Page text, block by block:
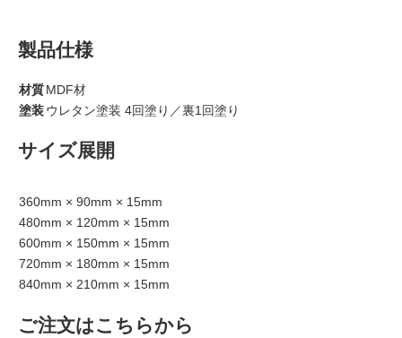
製品仕様
材質 MDF材
塗装 ウレタン塗装 4回塗り／裏1回塗り
サイズ展開
360mm × 90mm × 15mm
480mm × 120mm × 15mm
600mm × 150mm × 15mm
720mm × 180mm × 15mm
840mm × 210mm × 15mm
ご注文はこちらから